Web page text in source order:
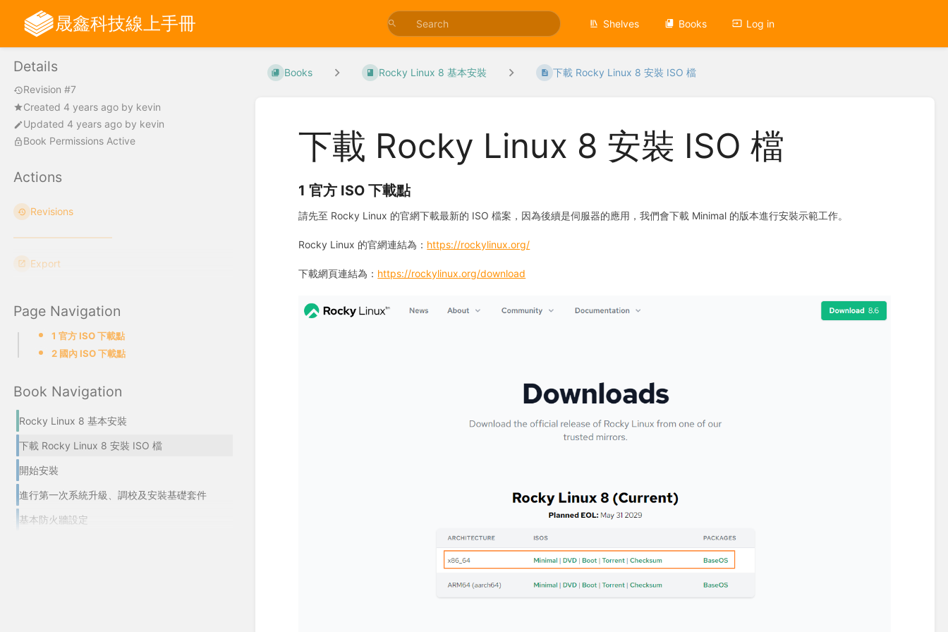
晟鑫科技線上手冊 Shelves Books Log in
Details
Revision #7
Created 4 years ago by kevin
Updated 4 years ago by kevin
Book Permissions Active
Actions
Revisions
Export
Page Navigation
1 官方 ISO 下載點
2 國內 ISO 下載點
Book Navigation
Rocky Linux 8 基本安裝
下載 Rocky Linux 8 安裝 ISO 檔
開始安裝
進行第一次系統升級、調校及安裝基礎套件
基本防火牆設定
Books Rocky Linux 8 基本安裝 下載 Rocky Linux 8 安裝 ISO 檔
下載 Rocky Linux 8 安裝 ISO 檔
1 官方 ISO 下載點
請先至 Rocky Linux 的官網下載最新的 ISO 檔案，因為後續是伺服器的應用，我們會下載 Minimal 的版本進行安裝示範工作。
Rocky Linux 的官網連結為： https://rockylinux.org/
下載網頁連結為： https://rockylinux.org/download